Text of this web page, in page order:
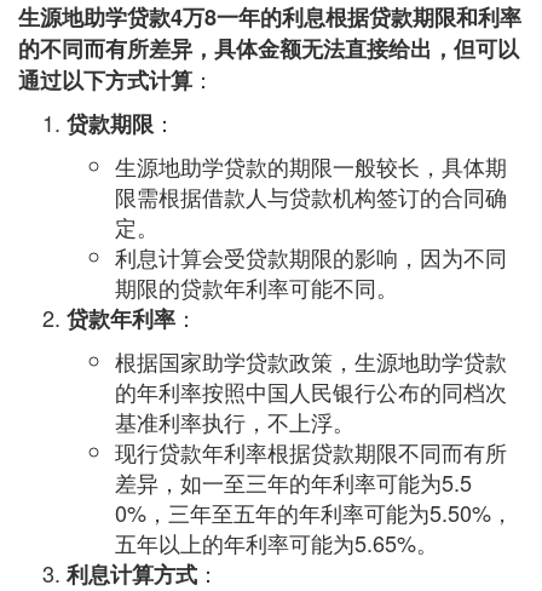
生源地助学贷款4万8一年的利息根据贷款期限和利率
的不同而有所差异，具体金额无法直接给出，但可以
通过以下方式计算 ：
贷款期限 ：
生源地助学贷款的期限一般较长，具体期
限需根据借款人与贷款机构签订的合同确
定。
利息计算会受贷款期限的影响，因为不同
期限的贷款年利率可能不同。
贷款年利率 ：
根据国家助学贷款政策，生源地助学贷款
的年利率按照中国人民银行公布的同档次
基准利率执行，不上浮。
现行贷款年利率根据贷款期限不同而有所
差异，如一至三年的年利率可能为5.5
0%，三年至五年的年利率可能为5.50%，
五年以上的年利率可能为5.65%。
利息计算方式 ：